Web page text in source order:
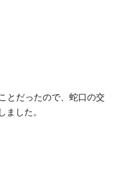
とだったので、蛇口の交
ました。